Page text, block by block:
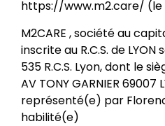
https://www.m2.care/ (le
M2CARE , société au
inscrite au R.C.S. de LYON
535 R.C.S. Lyon, dont le
AV TONY GARNIER 69007
représenté(e) par
habilité(e)